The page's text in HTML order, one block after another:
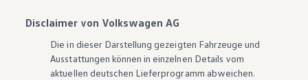
Disclaimer von Volkswagen AG
Die in dieser Darstellung gezeigten Fahrzeuge und
Ausstattungen können in einzelnen Details vom
aktuellen deutschen Lieferprogramm abweichen.